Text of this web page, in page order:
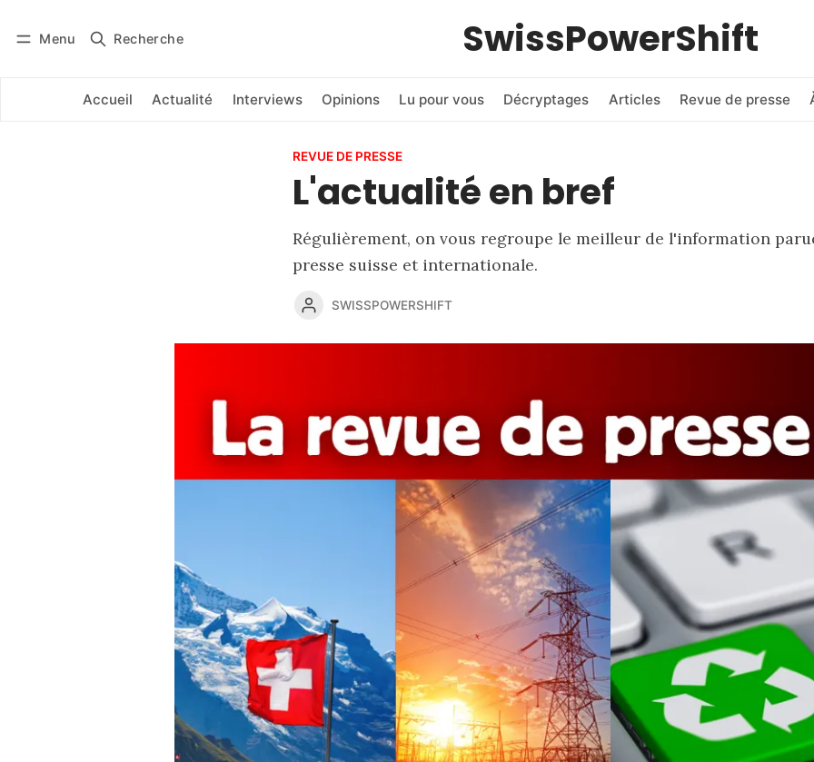
Menu Recherche SwissPowerShift
Accueil Actualité Interviews Opinions Lu pour vous Décryptages Articles Revue de presse
Se connecter
REVUE DE PRESSE
L'actualité en bref
Régulièrement, on vous regroupe le meilleur de l'information
presse suisse et internationale.
SWISSPOWERSHIFT